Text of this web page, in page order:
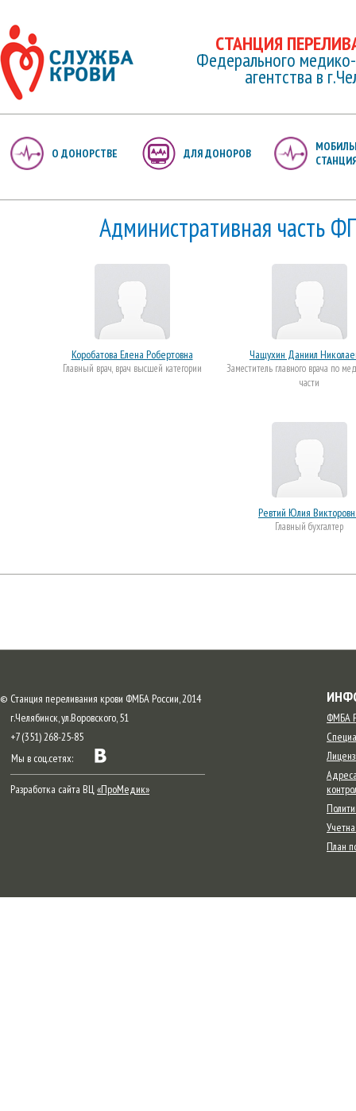
СТАНЦИЯ
Федерального
агентства в
О ДОНОРСТВЕ ДЛЯ ДОНОРОВ
Административная часть
Коробатова Елена Робертовна
Главный врач, врач высшей категории
Чащухин Даниил
Заместитель главного врача по
части
Ревтий Юлия
Главный бухгалтер
ФМБА
План
© Станция переливания крови ФМБА России, 2014
г.Челябинск, ул.Воровского, 51
+7 (351) 268-25-85
Мы в соц.сетях:
Разработка сайта ВЦ«ПроМедик»